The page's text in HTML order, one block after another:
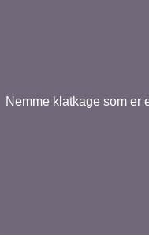
Nemme klatkage som er